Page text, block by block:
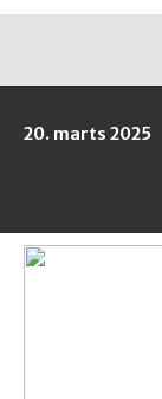
20. marts 2025